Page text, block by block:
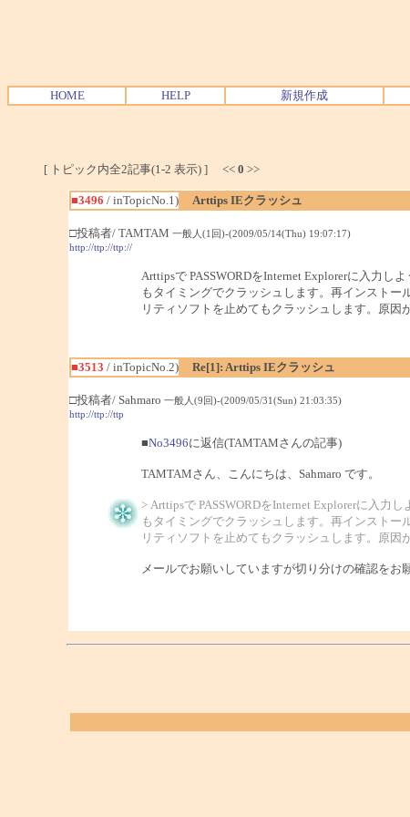
HOME HELP 新規作成
[ トピック内全2記事(1-2 表示) ] << 0 >>
■3496 / inTopicNo.1)
Arttips IEクラッシュ
□投稿者/ TAMTAM 一般人(1回)-(2009/05/14(Thu) 19:07:17)
http://ttp://ttp://
Arttipsで PASSWORDをInternet Explorerに入力し
もタイミングでクラッシュします。再インストー
リティソフトを止めてもクラッシュします。原因
■3513 / inTopicNo.2)
Re[1]: Arttips IEクラッシュ
□投稿者/ Sahmaro 一般人(9回)-(2009/05/31(Sun) 21:03:35)
http://ttp://ttp
■No3496に返信(TAMTAMさんの記事)
TAMTAMさん、こんにちは、Sahmaro です。
> Arttipsで PASSWORDをInternet Explorerに入力
もタイミングでクラッシュします。再インストー
リティソフトを止めてもクラッシュします。原因
メールでお願いしていますが切り分けの確認をお